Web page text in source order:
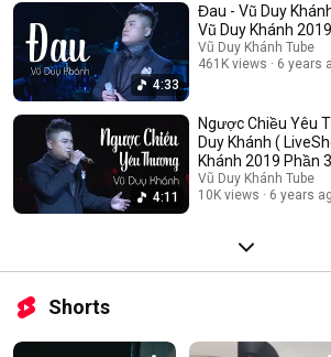
4:33
Đau - Vũ Duy
Vũ Duy Khánh
Vũ Duy Khánh Tube
461K views
6 years
4:11
Ngược Chiều Yêu
Duy Khánh ( LiveShow Vũ Duy
Khánh 2019 Phần
Vũ Duy Khánh Tube
10K views
6 years
Shorts